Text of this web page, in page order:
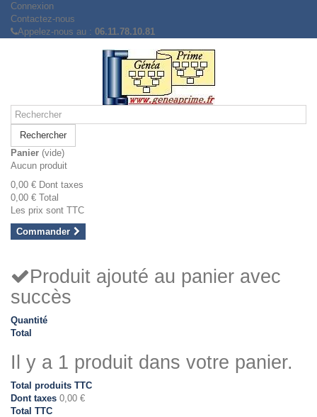
Connexion
Contactez-nous
Appelez-nous au : 06.11.78.10.81
Rechercher
Panier (vide)
Aucun produit
0,00 € Dont taxes
0,00 € Total
Les prix sont TTC
Commander
Produit ajouté au panier avec
succès
Quantité
Total
Il y a 1 produit dans votre panier.
Total produits TTC
Dont taxes 0,00 €
Total TTC